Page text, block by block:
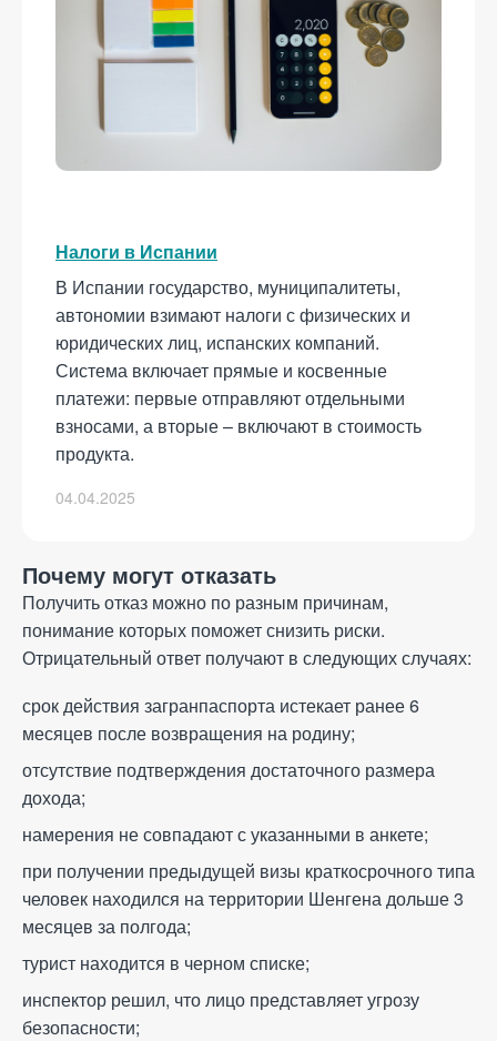
Налоги в Испании
В Испании государство, муниципалитеты,
автономии взимают налоги с физических и
юридических лиц, испанских компаний.
Система включает прямые и косвенные
платежи: первые отправляют отдельными
взносами, а вторые – включают в стоимость
продукта.
04.04.2025
Почему могут отказать
Получить отказ можно по разным причинам,
понимание которых поможет снизить риски.
Отрицательный ответ получают в следующих случаях:
срок действия загранпаспорта истекает ранее 6
месяцев после возвращения на родину;
отсутствие подтверждения достаточного размера
дохода;
намерения не совпадают с указанными в анкете;
при получении предыдущей визы краткосрочного типа
человек находился на территории Шенгена дольше 3
месяцев за полгода;
турист находится в черном списке;
инспектор решил, что лицо представляет угрозу
безопасности;